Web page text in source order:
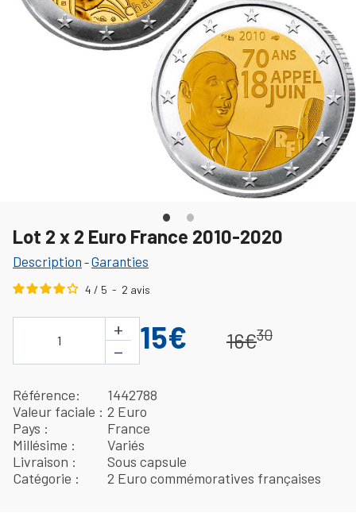
Lot 2 x 2 Euro France 2010-2020
Description -Garanties
4 / 5 - 2 avis
1
+
−
15€ 16€30
Référence
1442788
Valeur faciale
2 Euro
Pays
France
Millésime
Variés
Livraison
Sous capsule
Catégorie
2 Euro commémoratives françaises